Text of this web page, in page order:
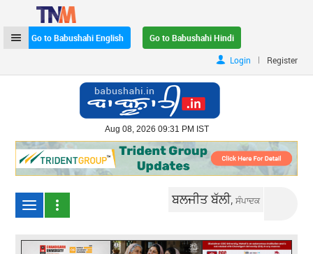
Go to Babushahi English
Go to Babushahi Hindi
Login
| Register
Aug 08, 2026 09:31 PM IST
ਬਲਜੀਤ ਬੱਲੀ,ਸੰਪਾਦਕ